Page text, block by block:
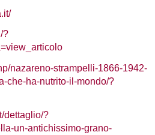
?
nazareno-strampelli-1866-1942-
che-ha-nutrito-il-mondo/?
dettaglio/?
un-antichissimo-grano-